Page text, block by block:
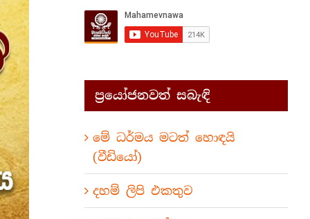
ප්‍රයෝජනවත් සබැඳි
මේ ධර්මය මටත් හොඳයි
(වීඩියෝ)
දහම් ලිපි එකතුව